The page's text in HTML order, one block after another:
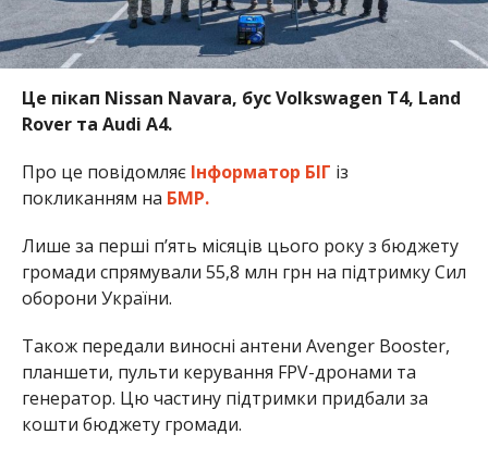
Це пікап Nissan Navara, бус Volkswagen T4, Land
Rover та Audi A4.
Про це повідомляє Інформатор БІГ із
покликанням на БМР.
Лише за перші пʼять місяців цього року з бюджету
громади спрямували 55,8 млн грн на підтримку Сил
оборони України.
Також передали виносні антени Avenger Booster,
планшети, пульти керування FPV-дронами та
генератор. Цю частину підтримки придбали за
кошти бюджету громади.